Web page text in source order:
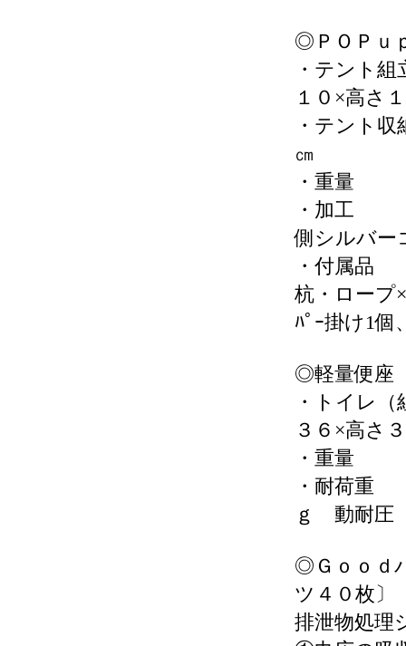
◎ＰＯＰｕ
・テント
１０×高さ
・テント
㎝
・重
・加工
側シルバー
・付属
杭・ロープ
ﾊﾟｰ掛け1個
◎軽量便座
・トイレ
３６×高さ
・重
・耐
ｇ 動耐圧
◎Ｇｏｏｄ
ツ４０枚〕
排泄物処理